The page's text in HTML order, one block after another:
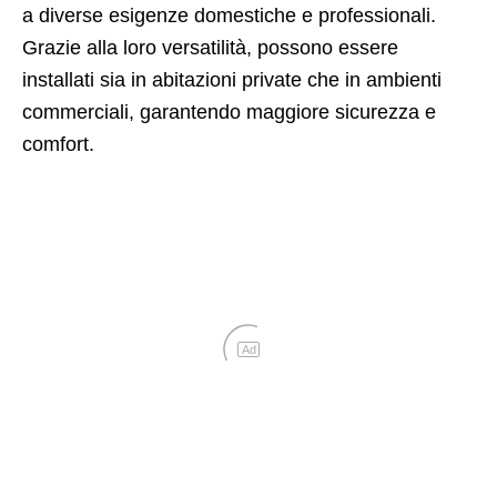
a diverse esigenze domestiche e professionali.
Grazie alla loro versatilità, possono essere
installati sia in abitazioni private che in ambienti
commerciali, garantendo maggiore sicurezza e
comfort.
Ad